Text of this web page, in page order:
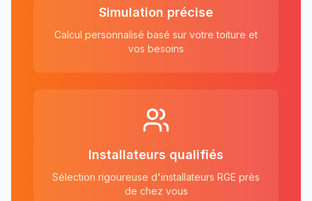
Simulation précise
Calcul personnalisé basé sur votre toiture et
vos besoins
Installateurs qualifiés
Sélection rigoureuse d'installateurs RGE près
de chez vous